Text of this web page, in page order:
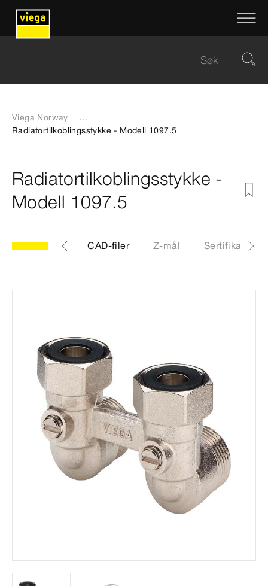
Viega Norway
...
Radiatortilkoblingsstykke - Modell 1097.5
Radiatortilkoblingsstykke -
Modell 1097.5
Artikkel CAD-filer Z-mål Sertifikater